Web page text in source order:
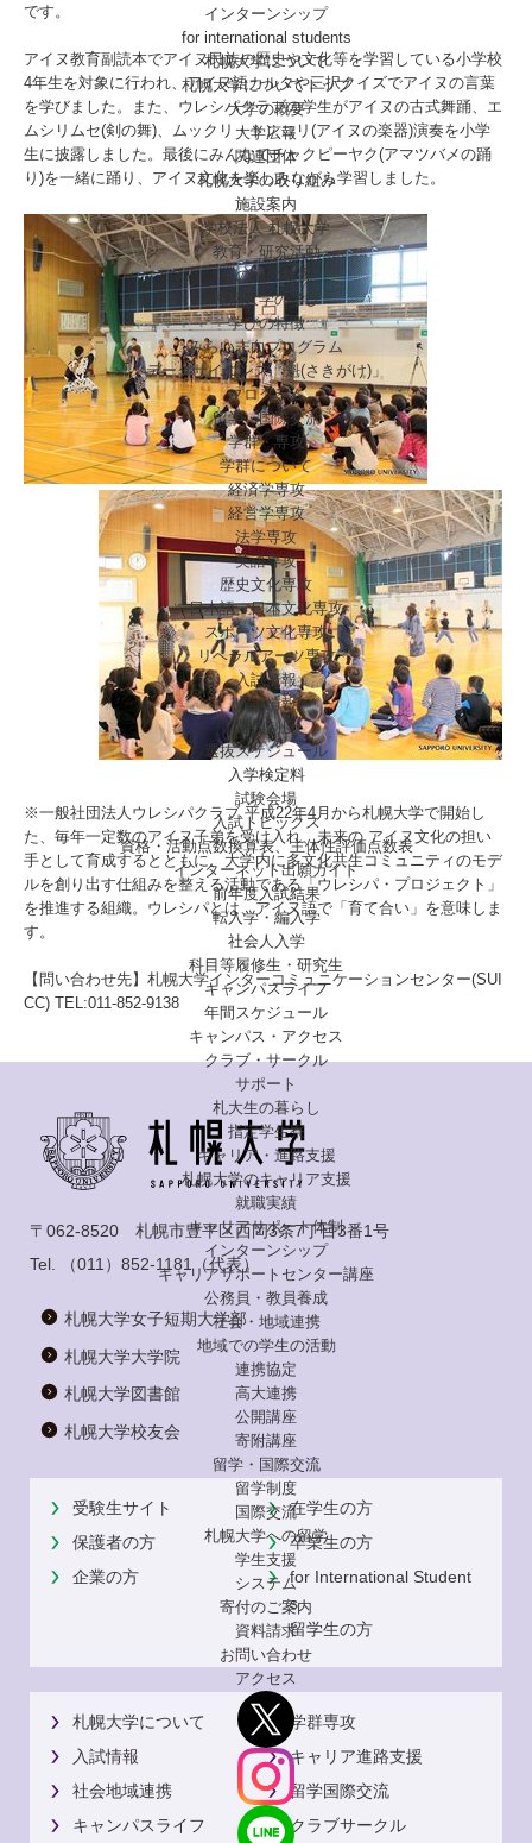
インターンシップ
for international students
札幌大学について
札幌大学についてトップ
大学の概要
大学広報
関連団体
札幌大学の取り組み
施設案内
学校法人 札幌大学
教育・研究活動
その他の教育
札幌大学の学び
学びの特徴
みらい志向プログラム
データサイエンス「魁(さきがけ)」
プログラム
留学・国際交流
学群・専攻
学群について
経済学専攻
経営学専攻
法学専攻
英語専攻
歴史文化専攻
日本語・日本文化専攻
スポーツ文化専攻
リベラルアーツ専攻
入試情報
入試情報
選抜制度
選抜スケジュール
入学検定料
試験会場
入試トピックス
資格・活動点数換算表、主体性評価点数表
インターネット出願ガイド
前年度入試結果
転入学・編入学
社会人入学
科目等履修生・研究生
キャンパスライフ
年間スケジュール
キャンパス・アクセス
クラブ・サークル
サポート
札大生の暮らし
指定学生寮
キャリア・進路支援
札幌大学のキャリア支援
就職実績
キャリアサポート体制
インターンシップ
キャリアサポートセンター講座
公務員・教員養成
社会・地域連携
地域での学生の活動
連携協定
高大連携
公開講座
寄附講座
留学・国際交流
留学制度
国際交流
札幌大学への留学
学生支援
システム
寄付のご案内
資料請求
お問い合わせ
アクセス
です。
アイヌ教育副読本でアイヌ民族の歴史や文化等を学習している小学校
4年生を対象に行われ、アイヌ語カルタや三択クイズでアイヌの言葉
を学びました。また、ウレシパクラブの学生がアイヌの古式舞踊、エ
ムシリムセ(剣の舞)、ムックリ・トンコリ(アイヌの楽器)演奏を小学
生に披露しました。最後にみんなでチャクピーヤク(アマツバメの踊
り)を一緒に踊り、アイヌ文化を楽しみながら学習しました。
※一般社団法人ウレシパクラブ 平成22年4月から札幌大学で開始し
た、毎年一定数のアイヌ子弟を受け入れ、未来の アイヌ文化の担い
手として育成するとともに、大学内に多文化共生コミュニティのモデ
ルを創り出す仕組みを整える活動である「ウレシパ・プロジェクト」
を推進する組織。ウレシパとは、アイヌ語で「育て合い」を意味しま
す。
【問い合わせ先】札幌大学インターコミュニケーションセンター(SUI
CC) TEL:011-852-9138
〒062-8520 札幌市豊平区西岡3条7丁目3番1号
Tel.
（011）852-1181（代表）
札幌大学女子短期大学部
札幌大学大学院
札幌大学図書館
札幌大学校友会
受験生サイト
在学生の方
保護者の方
卒業生の方
企業の方
for International Student
s
留学生の方
札幌大学について
学群専攻
入試情報
キャリア進路支援
社会地域連携
留学国際交流
キャンパスライフ
クラブサークル